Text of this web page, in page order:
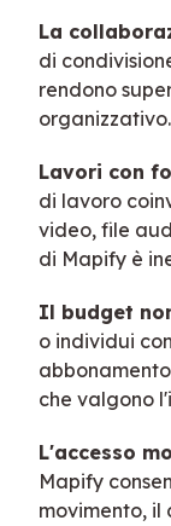
La
di
rendono
organizzativo.
Lavori con
di lavoro
video, file
di Mapify è
Il budget
o individui
che valgono
L'accesso
Mapify
movimento, il